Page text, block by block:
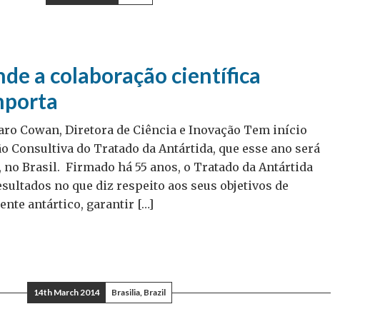
a colaboração científica
Cowan, Diretora de Ciência e Inovação Tem início
Consultiva do Tratado da Antártida, que esse ano será
Brasil. Firmado há 55 anos, o Tratado da Antártida
no que diz respeito aos seus objetivos de
antártico, garantir […]
14th March 2014 Brasilia, Brazil